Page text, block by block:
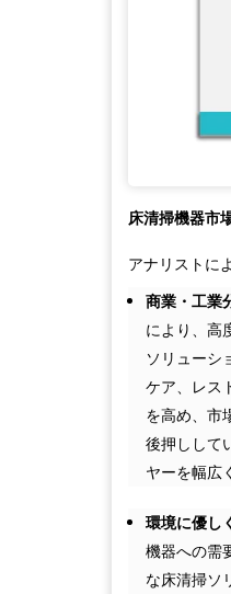
床清掃機器市
アナリストに
商業・工業
により、高
ソリューシ
ケア、レス
を高め、市
後押しして
ヤーを幅広
環境に優し
機器への需
な床清掃ソ